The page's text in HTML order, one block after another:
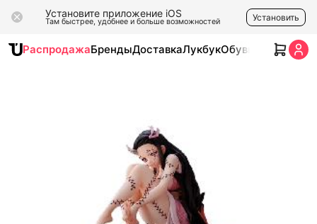
Установите приложение iOS
Там быстрее, удобнее и больше возможностей Установить
РаспродажаБрендыДоставкаЛукбукОбувь Одежда